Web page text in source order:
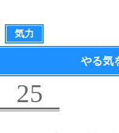
気力
やる気
25